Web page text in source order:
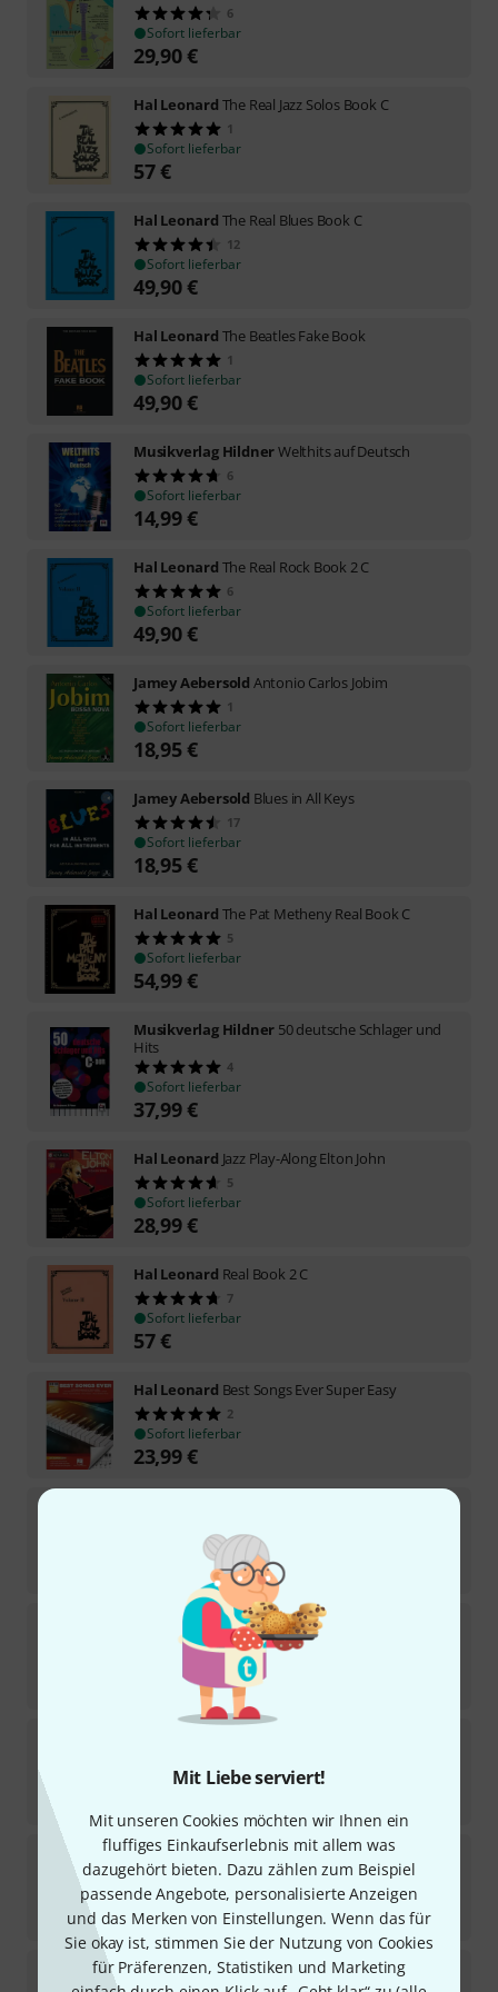
Mit Liebe serviert!
Mit unseren Cookies möchten wir Ihnen ein
fluffiges Einkaufserlebnis mit allem was
dazugehört bieten. Dazu zählen zum Beispiel
passende Angebote, personalisierte Anzeigen
und das Merken von Einstellungen. Wenn das für
Sie okay ist, stimmen Sie der Nutzung von Cookies
für Präferenzen, Statistiken und Marketing
6
Sofort lieferbar
29,90€
Hal Leonard The Real Jazz Solos Book C
1
Sofort lieferbar
57€
Hal Leonard The Real Blues Book C
12
Sofort lieferbar
49,90€
Hal Leonard The Beatles Fake Book
1
Sofort lieferbar
49,90€
Musikverlag HildnerWelthits auf Deutsch
6
Sofort lieferbar
14,99€
Hal Leonard The Real Rock Book 2 C
6
Sofort lieferbar
49,90€
Jamey Aebersold Antonio Carlos Jobim
1
Sofort lieferbar
18,95€
Jamey Aebersold Blues in All Keys
17
Sofort lieferbar
18,95€
Hal Leonard The Pat Metheny Real Book C
5
Sofort lieferbar
54,99€
Musikverlag Hildner 50 deutsche Schlager und
Hits
4
Sofort lieferbar
37,99€
Hal Leonard Jazz Play-Along Elton John
5
Sofort lieferbar
28,99€
Hal Leonard Real Book 2 C
7
Sofort lieferbar
57€
Hal Leonard Best Songs Ever Super Easy
2
Sofort lieferbar
23,99€
Sofort lieferbar
Hal Leonard The Real Christmas Book C
6
Sofort lieferbar
€
Sofort lieferbar
Hal LeonardJazz Play-Along Stevie Wonder
6
Sofort lieferbar
28,99 €
Hal LeonardJazz Play-Along Gershwin